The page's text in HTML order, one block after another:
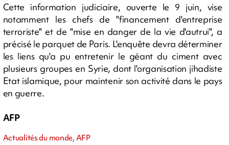
Cette information judiciaire, ouverte le 9 juin, vise
notamment les chefs de "financement d'entreprise
terroriste" et de "mise en danger de la vie d'autrui", a
précisé le parquet de Paris. L'enquête devra déterminer
les liens qu'a pu entretenir le géant du ciment avec
plusieurs groupes en Syrie, dont l'organisation jihadiste
Etat islamique, pour maintenir son activité dans le pays
en guerre.
AFP
Actualités du monde, AFP